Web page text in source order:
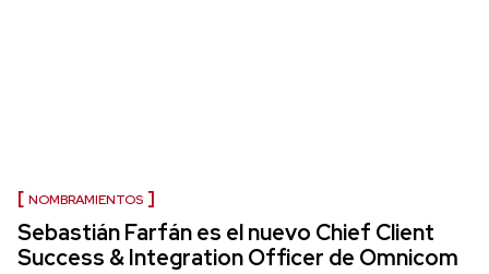
NOMBRAMIENTOS
Sebastián Farfán es el nuevo Chief Client
Success & Integration Officer de Omnicom